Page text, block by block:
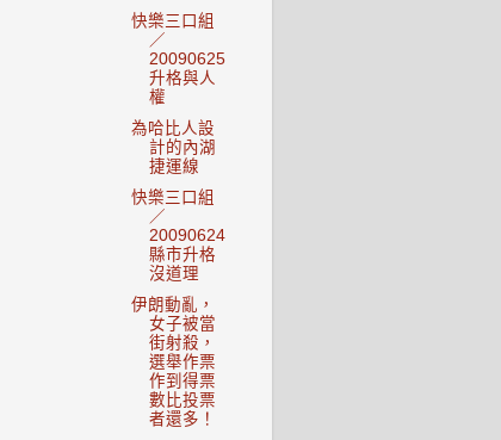
快樂三口組
／
20090625
升格與人
權
為哈比人設
計的內湖
捷運線
快樂三口組
／
20090624
縣市升格
沒道理
伊朗動亂，
女子被當
街射殺，
選舉作票
作到得票
數比投票
者還多！